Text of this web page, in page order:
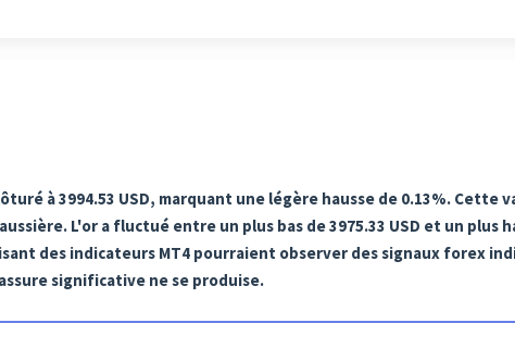
à 3994.53 USD, marquant une légère hausse de 0.13%. Cette
L'or a fluctué entre un plus bas de 3975.33 USD et un plus
des indicateurs MT4 pourraient observer des signaux forex
significative ne se produise.